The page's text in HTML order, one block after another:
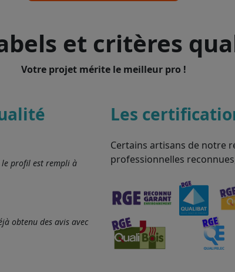
et critères
Votre projet mérite le meilleur pro !
le profil est rempli à
obtenu des avis avec
Les
Certains artisans de notre
professionnelles